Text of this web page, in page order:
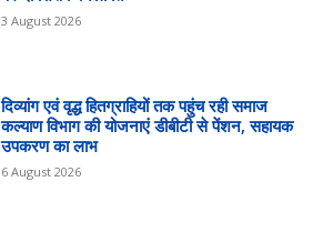
3 August 2026
दिव्यांग एवं वृद्ध हितग्राहियों तक पहुंच रही समाज
कल्याण विभाग की योजनाएं डीबीटी से पेंशन, सहायक
उपकरण का लाभ
6 August 2026